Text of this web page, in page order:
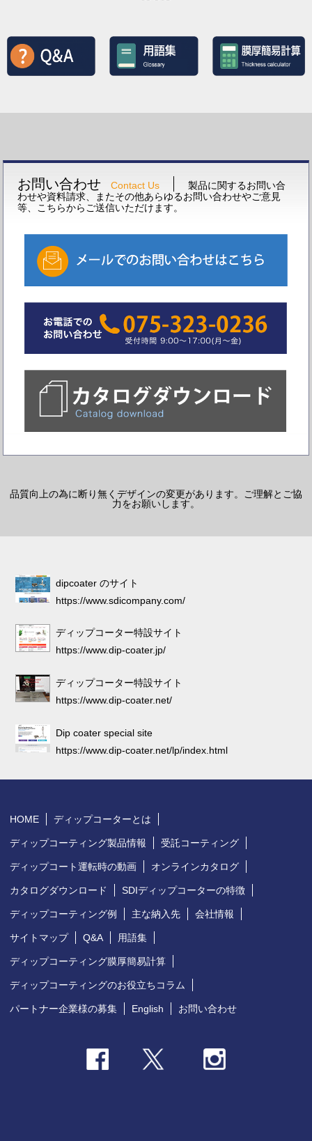
お問い合わせ Contact Us
製品に関するお問い合
わせや資料請求、またその他あらゆるお問い合わせやご意見
等、こちらからご送信いただけます。
品質向上の為に断り無くデザインの変更があります。ご理解とご協
力をお願いします。
dipcoater のサイト
https://www.sdicompany.com/
ディップコーター特設サイト
https://www.dip-coater.jp/
ディップコーター特設サイト
https://www.dip-coater.net/
Dip coater special site
https://www.dip-coater.net/lp/index.html
HOME ディップコーターとは
ディップコーティング製品情報 受託コーティング
ディップコート運転時の動画 オンラインカタログ
カタログダウンロード SDIディップコーターの特徴
ディップコーティング例 主な納入先 会社情報
サイトマップ Q&A 用語集
ディップコーティング膜厚簡易計算
ディップコーティングのお役立ちコラム
パートナー企業様の募集 English お問い合わせ